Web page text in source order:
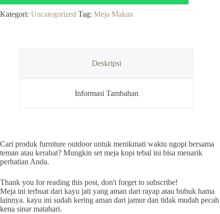
kursi
kayu
Kategori: Uncategorized Tag: Meja Makan
Deskripsi
Informasi Tambahan
Cari produk furniture outdoor untuk menikmati waktu ngopi bersama
teman atau kerabat? Mungkin set meja kopi tebal ini bisa menarik
perhatian Anda.
Thank you for reading this post, don't forget to subscribe!
Meja ini terbuat dari kayu jati yang aman dari rayap atau bubuk hama
lainnya. kayu ini sudah kering aman dari jamur dan tidak mudah pecah
kena sinar matahari.